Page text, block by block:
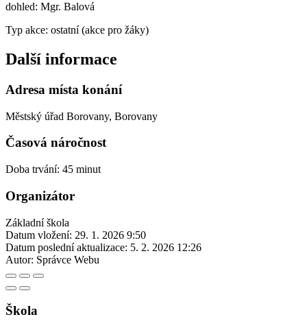
dohled: Mgr. Balová
Typ akce: ostatní (akce pro žáky)
Další informace
Adresa místa konání
Městský úřad Borovany, Borovany
Časová náročnost
Doba trvání: 45 minut
Organizátor
Základní škola
Datum vložení: 29. 1. 2026 9:50
Datum poslední aktualizace: 5. 2. 2026 12:26
Autor: Správce Webu
Škola